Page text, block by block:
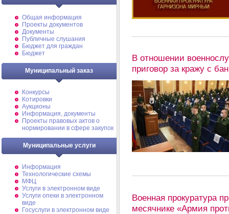
Общая информация
Проекты документов
Документы
Публичные слушания
Бюджет для граждан
Бюджет
Муниципальный заказ
Конкурсы
Котировки
Аукционы
Информация, документы
Проекты правовых актов о
нормировании в сфере закупок
Муниципальные услуги
Информация
Технологические схемы
МФЦ
Услуги в электронном виде
Услуги опеки в электронном
виде
Госуслуги в электронном виде
В отношении
приговор за кражу с
Военная прокуратура
месячнике «Армия